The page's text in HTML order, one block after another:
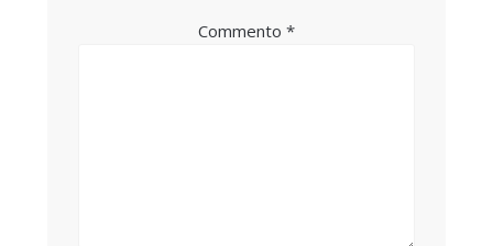
Commento *